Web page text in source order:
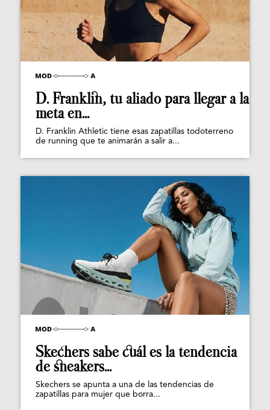
D. Franklin, tu aliado para llegar a la
meta en...
D. Franklin Athletic tiene esas zapatillas todoterreno
de running que te animarán a salir a...
Skechers sabe cuál es la tendencia
de sneakers...
Skechers se apunta a una de las tendencias de
zapatillas para mujer que borra...